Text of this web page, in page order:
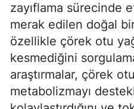
zayıflama sürecinde
merak edilen doğal
özellikle çörek otu
kesmediğini
araştırmalar, çörek
metabolizmayı